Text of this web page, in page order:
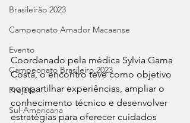
Brasileirão 2023
Campeonato Amador Macaense
Evento
Campeonato Brasileiro.2023
Projeto
Sul-Americana
Coordenado pela médica Sylvia Gama
Costa, o encontro teve como objetivo
compartilhar experiências, ampliar o
conhecimento técnico e desenvolver
estratégias para oferecer cuidados